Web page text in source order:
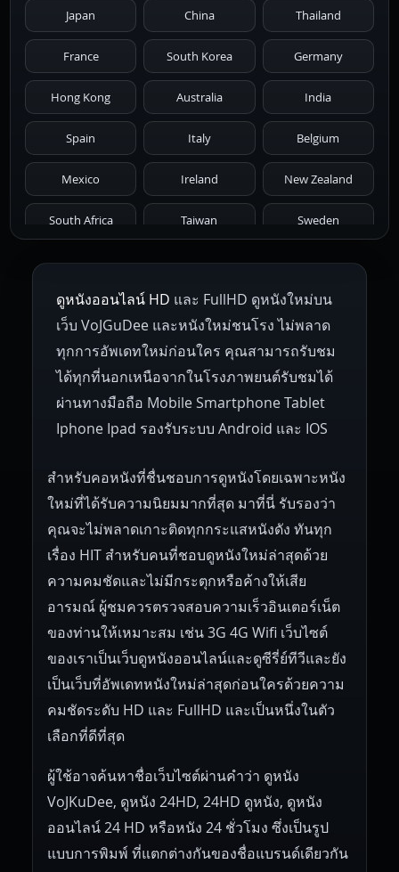
1981 1980 1979 1978 1977
1976 1975 1974 1973 1972
1971 1970 1969 1968 1967
1966 1965 1964 1963 1962
1959 1955
1945 1942 1941 1940 1939
1937 1930
Japan China Thailand
France South Korea Germany
Hong Kong Australia India
Spain Italy Belgium
Mexico Ireland New Zealand
South Africa Taiwan Sweden
Netherlands Russia Poland
Hungary Denmark Bulgaria
Czech Republic Brazil Turkey
ดูหนังออนไลน์ HD และ FullHD ดูหนังใหม่บน
เว็บ VoJGuDee และหนังใหม่ชนโรง ไม่พลาด
ทุกการอัพเดทใหม่ก่อนใคร คุณสามารถรับชม
ได้ทุกที่นอกเหนือจากในโรงภาพยนต์รับชมได้
ผ่านทางมือถือ Mobile Smartphone Tablet
Iphone Ipad รองรับระบบ Android และ IOS
สำหรับคอหนังที่ชื่นชอบการดูหนังโดยเฉพาะหนัง
ใหม่ที่ได้รับความนิยมมากที่สุด มาที่นี่ รับรองว่า
คุณจะไม่พลาดเกาะติดทุกกระแสหนังดัง ทันทุก
เรื่อง HIT สำหรับคนที่ชอบดูหนังใหม่ล่าสุดด้วย
ความคมชัดและไม่มีกระตุกหรือค้างให้เสีย
อารมณ์ ผู้ชมควรตรวจสอบความเร็วอินเตอร์เน็ต
ของท่านให้เหมาะสม เช่น 3G 4G Wifi เว็บไซต์
ของเราเป็นเว็บดูหนังออนไลน์และดูซีรี่ย์ทีวีและยัง
เป็นเว็บที่อัพเดทหนังใหม่ล่าสุดก่อนใครด้วยความ
คมชัดระดับ HD และ FullHD และเป็นหนึ่งในตัว
เลือกที่ดีที่สุด
ผู้ใช้อาจค้นหาชื่อเว็บไซต์ผ่านคำว่า ดูหนัง
VoJKuDee, ดูหนัง 24HD, 24HD ดูหนัง, ดูหนัง
ออนไลน์ 24 HD หรือหนัง 24 ชั่วโมง ซึ่งเป็นรูป
แบบการพิมพ์ ที่แตกต่างกันของชื่อแบรนด์เดียวกัน